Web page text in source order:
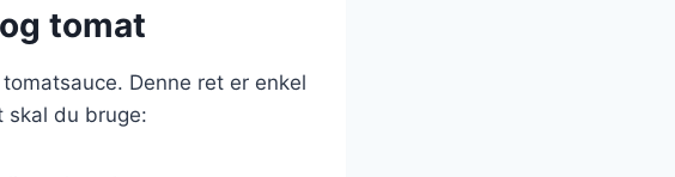
tomat
Denne ret er enkel
skal du bruge: